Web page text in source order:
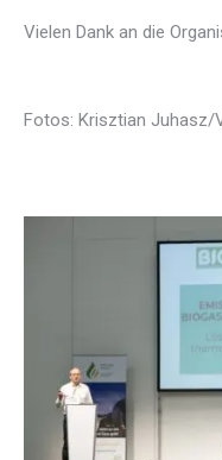
Vielen Dank an die
Fotos: Krisztian Juhasz/